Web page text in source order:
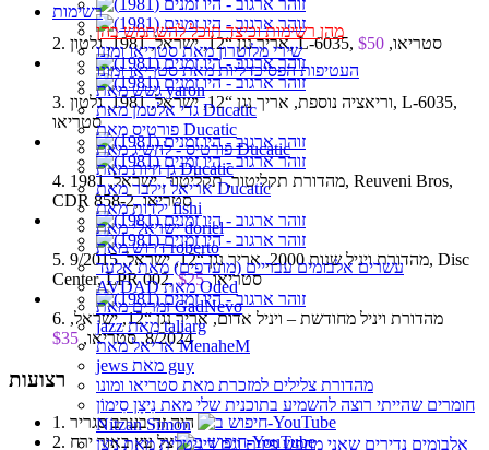
רשימות
מהן רשימות וכיצד תוכל להשתמש בהן
שירי מלוטרון מאת סטריאו ומונו
העטיפות הפסיכדליות מאת סטריאו ומונו
גשש מאת yaron
גדי אלטמן מאת Ducatic
פורטיס מאת Ducatic
פורטיס - להשיג מאת Ducatic
גן חיות מאת Ducatic
אריאל זילבר מאת Ducatic
ילדות מאת fishi
ישראלי מאת doriel
דרוש מאת roberto
עשרים אלבומים עבריים (מועדפים) מאת אלעד
AVDAD מאת Oded
זמרים מאת GadNevo
jazz מאת taliarg
אריאל מאת MenaheM
jews מאת guy
מהדורת צלילים למזכרת מאת סטריאו ומונו
חומרים שהייתי רוצה להשמיע בתוכנית שלי מאת נִיצָן סִימוֹן
Nitzan Simon
אלבומים נדירים שאני מחפש פיזית וגם דיגיטלית מאת נִיצָן
2. אריך נגן “12, ישראל, 1981, גלטון, L-6035, סטריאו, $50
3. וריאציה נוספת, אריך נגן “12, ישראל, 1981, גלטון, L-6035,
סטריאו
4. מהדורת תקליטור, תקליטור, ישראל, 1981, Reuveni Bros,
CDR 858-2, סטריאו
5. מהדורת ויניל שנות 2000, אריך נגן “12, ישראל, 9/2015, Disc
Center, LPR 002, סטריאו,$25
6. מהדורת ויניל מחודשת – ויניל אדום, אריך נגן “12, ישראל,
8/2024, סטריאו,
$35
רצועות
1. היה זה בערב סגריר
2. צל עץ באור ירח